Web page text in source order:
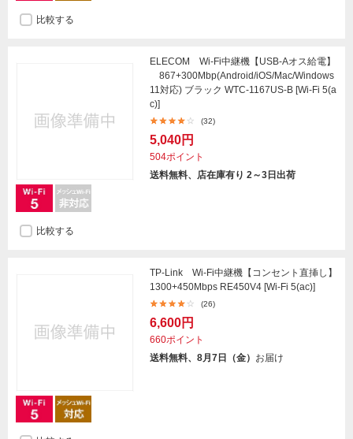
比較する
ELECOM Wi-Fi中継機【USB-Aオス給電】
867+300Mbp(Android/iOS/Mac/Windows
11対応) ブラック WTC-1167US-B [Wi-Fi 5(a
c)]
(32)
5,040円
504ポイント
送料無料、店在庫有り 2～3日出荷
比較する
TP-Link Wi-Fi中継機【コンセント直挿し】
1300+450Mbps RE450V4 [Wi-Fi 5(ac)]
(26)
6,600円
660ポイント
送料無料、8月7日（金） お届け